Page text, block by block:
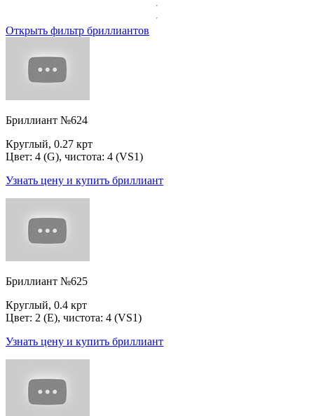
Открыть фильтр бриллиантов
Бриллиант №624
Круглый, 0.27 крт
Цвет: 4 (G), чистота: 4 (VS1)
Узнать цену и купить бриллиант
Бриллиант №625
Круглый, 0.4 крт
Цвет: 2 (E), чистота: 4 (VS1)
Узнать цену и купить бриллиант